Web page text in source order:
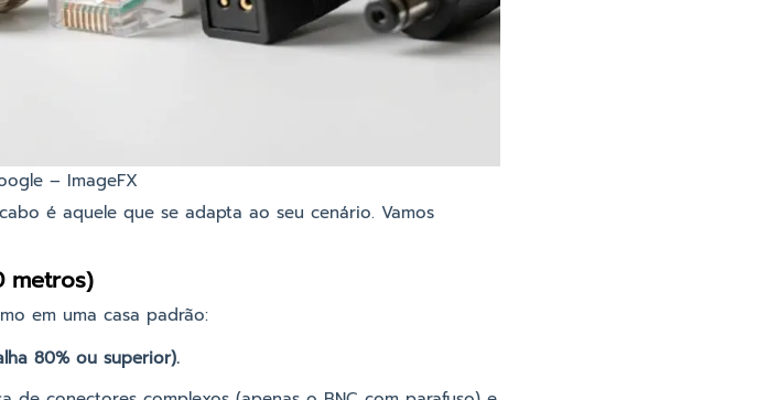
– ImageFX
é aquele que se adapta ao seu cenário. Vamos
metros)
em uma casa padrão:
80% ou superior).